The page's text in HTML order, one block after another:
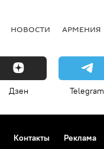
НОВОСТИ АРМЕНИЯ
Дзен Telegram
Контакты Реклама